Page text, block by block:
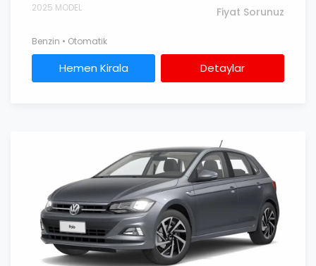
2025 MODEL Fiyat Sorunuz
Benzin • Otomatik
Hemen Kirala Detaylar